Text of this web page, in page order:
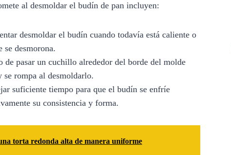
al desmoldar el budín de pan incluyen:
desmoldar el budín cuando todavía está caliente o
se desmorona.
de pasar un cuchillo alrededor del borde del molde
se rompa al desmoldarlo.
suficiente tiempo para que el budín se enfríe
su consistencia y forma.
torta redonda alta de manera uniforme